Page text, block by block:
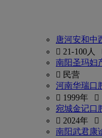
唐河安和中
 21-100人
南阳圣玛妇
 民营
河南华瑞口
 1999年

宛城金记口
 2024年

南阳武君康